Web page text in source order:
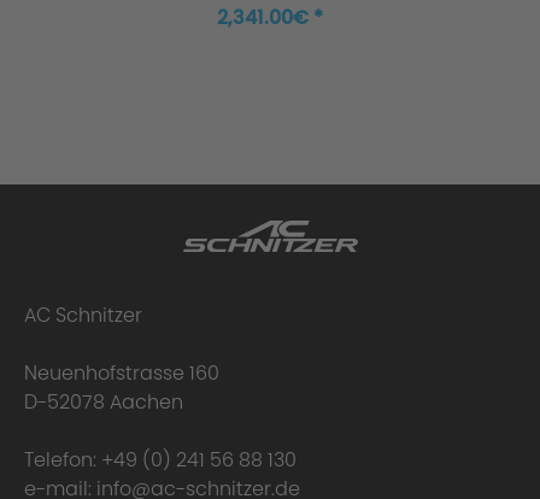
2,341.00€ *
AC Schnitzer
Neuenhofstrasse 160
D-52078 Aachen
Telefon: +49 (0) 241 56 88 130
e-mail: info@ac-schnitzer.de